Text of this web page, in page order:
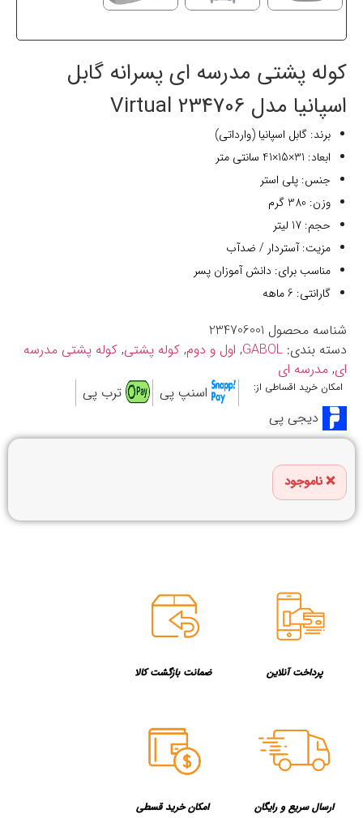
کوله پشتی مدرسه ای پسرانه گابل
اسپانیا مدل 234706 Virtual
برند: گابل اسپانیا (وارداتی)
ابعاد: 31×15×41 سانتی متر
جنس: پلی استر
وزن: 380 گرم
حجم: 17 لیتر
مزیت: آستردار / ضدآب
مناسب برای: دانش آموزان پسر
گارانتی: 6 ماهه
شناسه محصول 234706001
دسته بندی: GABOL
, اول و دوم, کوله پشتی, کوله پشتی مدرسه
ای, مدرسه ای
امکان خرید اقساطی از: اسنپ پی
ترب پی
دیجی پی
ناموجود
پرداخت آنلاین ضمانت بازگشت کالا
ارسال سریع و رایگان امکان خرید قسطی